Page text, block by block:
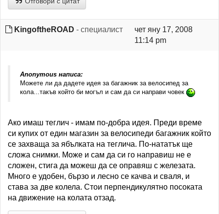
KingoftheROAD - специалист
чет яну 17, 2008
11:14 pm
Anonymous написа:
Можете ли да дадете идея за багажник за велосипед за
кола...такъв който би могъл и сам да си направи човек
Ако имаш теглич - имам по-добра идея. Преди време
си купих от един магазин за велосипеди багажник който
се захваща за ябълката на теглича. По-нататък ще
сложа снимки. Може и сам да си го направиш не е
сложен, стига да можеш да се оправяш с железата.
Много е удобен, бързо и лесно се качва и сваля, и
става за две колела. Стои перпендикулятно посоката
на движение на колата отзад.